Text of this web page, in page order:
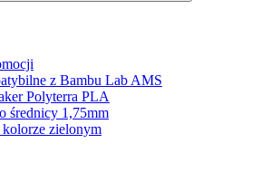
z Bambu Lab AMS
Polyterra PLA
średnicy 1,75mm
zielonym